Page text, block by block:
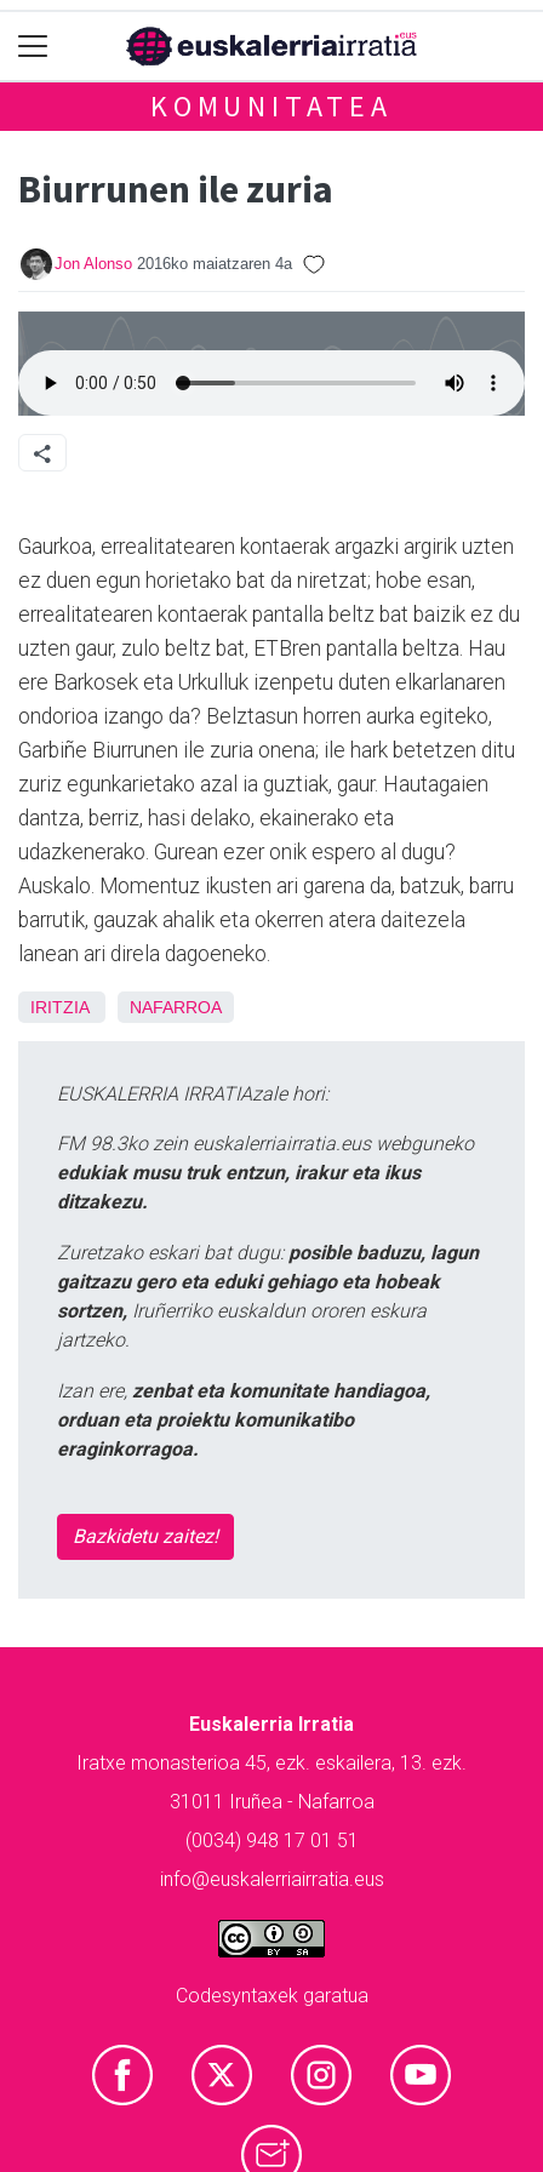
KOMUNITATEA
Biurrunen ile zuria
Jon Alonso 2016ko maiatzaren 4a
Gaurkoa, errealitatearen kontaerak argazki argirik uzten
ez duen egun horietako bat da niretzat; hobe esan,
errealitatearen kontaerak pantalla beltz bat baizik ez du
uzten gaur, zulo beltz bat, ETBren pantalla beltza. Hau
ere Barkosek eta Urkulluk izenpetu duten elkarlanaren
ondorioa izango da? Belztasun horren aurka egiteko,
Garbiñe Biurrunen ile zuria onena; ile hark betetzen ditu
zuriz egunkarietako azal ia guztiak, gaur. Hautagaien
dantza, berriz, hasi delako, ekainerako eta
udazkenerako. Gurean ezer onik espero al dugu?
Auskalo. Momentuz ikusten ari garena da, batzuk, barru
barrutik, gauzak ahalik eta okerren atera daitezela
lanean ari direla dagoeneko.
IRITZIA NAFARROA
EUSKALERRIA IRRATIAzale hori:
FM 98.3ko zein euskalerriairratia.eus webguneko
edukiak musu truk entzun, irakur eta ikus
ditzakezu.
Zuretzako eskari bat dugu: posible baduzu, lagun
gaitzazu gero eta eduki gehiago eta hobeak
sortzen, Iruñerriko euskaldun ororen eskura
jartzeko.
Izan ere, zenbat eta komunitate handiagoa,
orduan eta proiektu komunikatibo
eraginkorragoa.
Bazkidetu zaitez!
Euskalerria Irratia
Iratxe monasterioa 45, ezk. eskailera, 13. ezk.
31011 Iruñea - Nafarroa
(0034) 948 17 01 51
info@euskalerriairratia.eus
Codesyntaxek garatua